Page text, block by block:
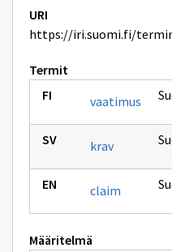
URI
https://iri.suomi.fi/
Termit
vaatimus
krav
claim
Määritelmä